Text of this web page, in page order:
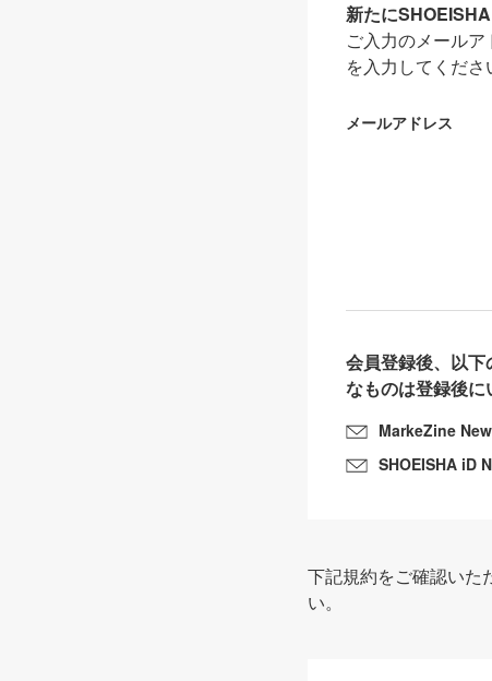
新たに
ご入力のメール
を入力してくださ
メールアドレス
会員登録後、以
なものは登録後に
MarkeZine
SHOEISHA iD
下記規約をご確認いた
い。